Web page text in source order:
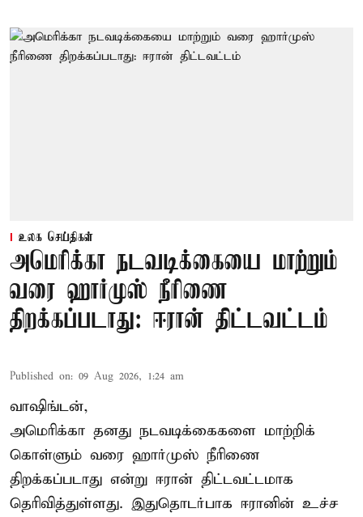
உலக செய்திகள்
அமெரிக்கா நடவடிக்கையை மாற்றும்
வரை ஹார்முஸ் நீரிணை
திறக்கப்படாது: ஈரான் திட்டவட்டம்
Published on: 09 Aug 2026, 1:24 am
வாஷிங்டன்,
அமெரிக்கா தனது நடவடிக்கைகளை மாற்றிக்
கொள்ளும் வரை ஹார்முஸ் நீரிணை
திறக்கப்படாது என்று ஈரான் திட்டவட்டமாக
தெரிவித்துள்ளது. இதுதொடர்பாக ஈரானின் உச்ச